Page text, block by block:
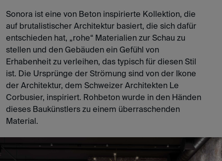
Sonora ist eine von Beton inspirierte Kollektion, die
auf brutalistischer Architektur basiert, die sich dafür
entschieden hat, „rohe“ Materialien zur Schau zu
stellen und den Gebäuden ein Gefühl von
Erhabenheit zu verleihen, das typisch für diesen Stil
ist. Die Ursprünge der Strömung sind von der Ikone
der Architektur, dem Schweizer Architekten Le
Corbusier, inspiriert. Rohbeton wurde in den Händen
dieses Baukünstlers zu einem überraschenden
Material.